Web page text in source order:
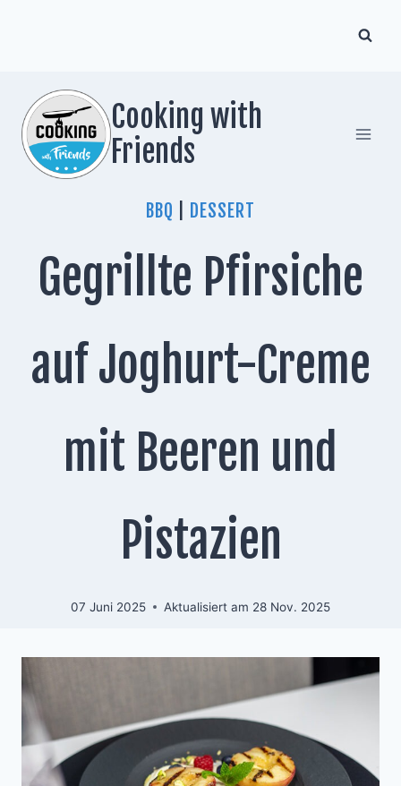
Cooking with
Friends
BBQ DESSERT
Gegrillte Pfirsiche
auf Joghurt-Creme
mit Beeren und
Pistazien
07 Juni 2025 Aktualisiert am 28 Nov. 2025